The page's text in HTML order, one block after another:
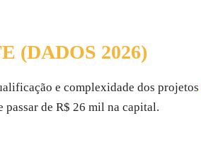
(DADOS 2026)
e complexidade dos projetos
de R$ 26 mil na capital.